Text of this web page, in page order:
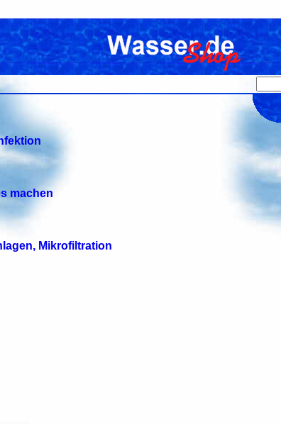
machen
Mikrofiltration